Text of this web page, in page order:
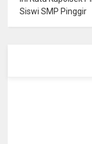
Siswi SMP Pinggir